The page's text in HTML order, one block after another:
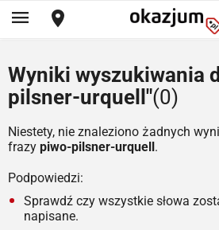
Wyniki wyszukiwania
pilsner-urquell"(0)
Niestety, nie znaleziono żadnych
frazy piwo-pilsner-urquell.
Podpowiedzi:
Sprawdź czy wszystkie słowa
napisane.